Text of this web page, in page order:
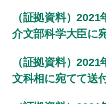
（証拠資料）
介文部科学大臣に
（証拠資料）
文科相に宛てて送